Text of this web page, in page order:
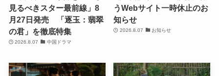
見るべきスター最前線」8
月27日発売 「逐玉：翡翠
の君」を徹底特集
2026.8.07 中国ドラマ
うWebサイト一時休止のお
知らせ
2026.8.07 お知らせ